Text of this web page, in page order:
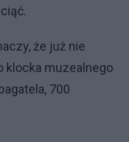
że już nie
klocka muzealnego
700